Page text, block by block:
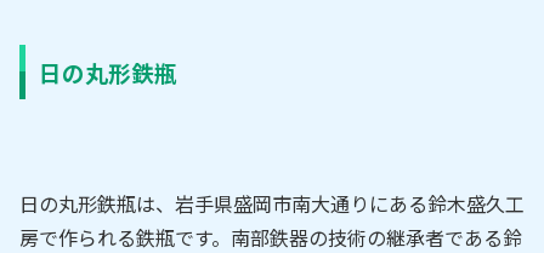
日の丸形鉄瓶
日の丸形鉄瓶は、岩手県盛岡市南大通りにある鈴木盛久工
房で作られる鉄瓶です。南部鉄器の技術の継承者である鈴